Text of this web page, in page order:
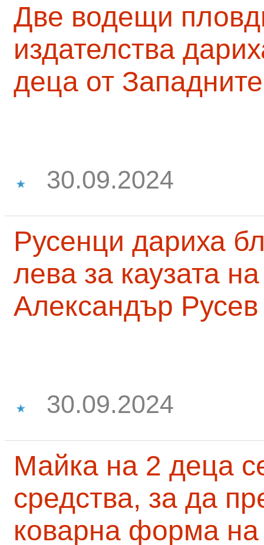
Две водещи
издателства
деца от
30.09.2024
Русенци дариха
лева за каузата
Александър Русев
30.09.2024
Майка на 2 деца
средства, за да
коварна форма на